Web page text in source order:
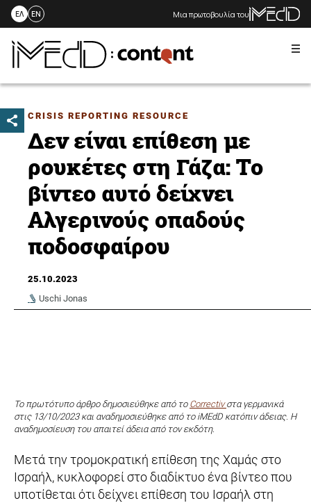
Skip
content
ΕΛ EN Μια πρωτοβουλία του
CRISIS REPORTING RESOURCE
Δεν είναι επίθεση με
ρουκέτες στη Γάζα: Το
βίντεο αυτό δείχνει
Αλγερινούς οπαδούς
ποδοσφαίρου
25.10.2023
Uschi Jonas
Το πρωτότυπο άρθρο δημοσιεύθηκε από το Correctivστα γερμανικά
στις 13/10/2023 και αναδημοσιεύθηκε από το iMEdD κατόπιν άδειας. Η
αναδημοσίευση του απαιτεί άδεια από τον εκδότη.
Μετά την τρομοκρατική επίθεση της Χαμάς στο
Ισραήλ, κυκλοφορεί στο διαδίκτυο ένα βίντεο που
υποτίθεται ότι δείχνει επίθεση του Ισραήλ στη